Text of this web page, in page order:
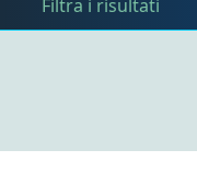
Filtra i risultati